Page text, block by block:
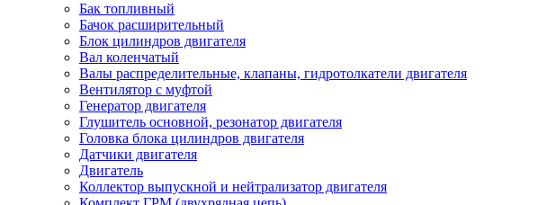
Бак топливный
Бачок расширительный
Блок цилиндров двигателя
Вал коленчатый
Валы распределительные, клапаны, гидротолкатели двигателя
Вентилятор с муфтой
Генератор двигателя
Глушитель основной, резонатор двигателя
Головка блока цилиндров двигателя
Датчики двигателя
Двигатель
Коллектор выпускной и нейтрализатор двигателя